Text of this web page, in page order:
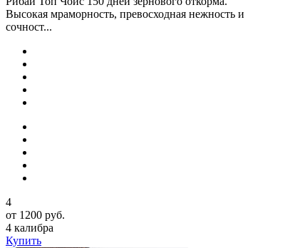
Высокая мраморность, превосходная нежность и
сочност...
4
от 1200 руб.
4 калибра
Купить